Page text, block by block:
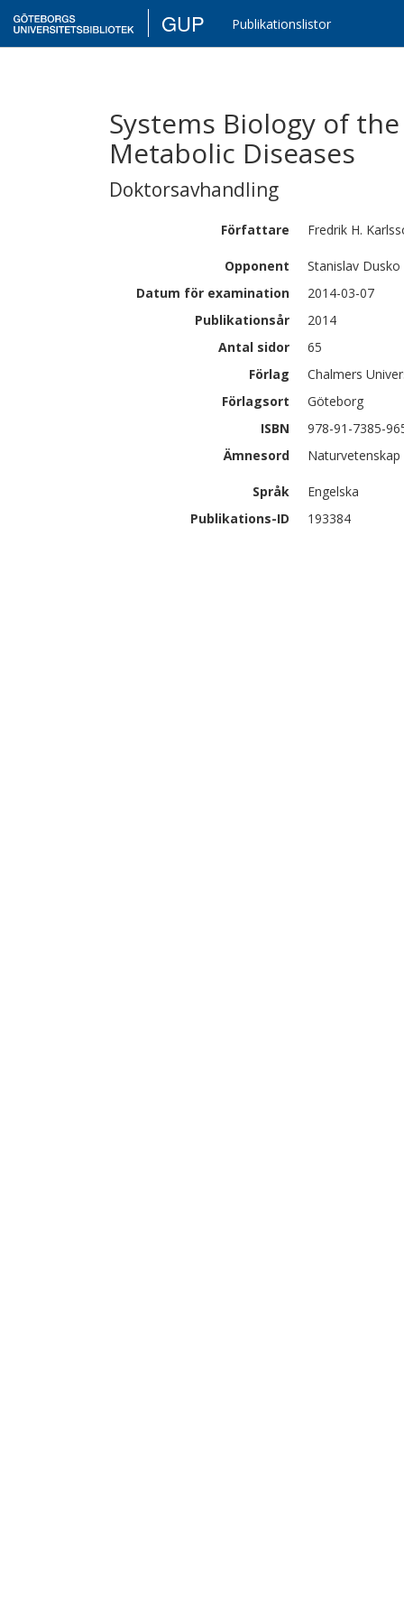
GUP Publikationslistor
Systems Biology of
Metabolic Diseases
Doktorsavhandling
Författare Fredrik H.
Opponent
Stanislav Dusko
Datum för examination
2014-03-07
Publikationsår
2014
Antal sidor
65
Förlag
Chalmers
Förlagsort
Göteborg
ISBN
978-91-7385-
Ämnesord
Språk
Engelska
Publikations-ID
193384